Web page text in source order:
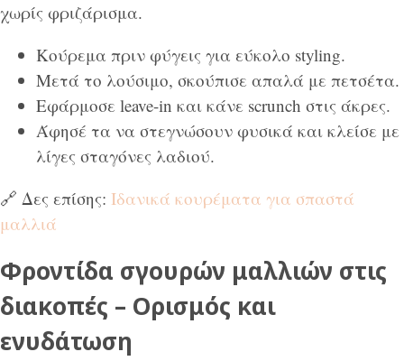
χωρίς φριζάρισμα.
Κούρεμα πριν φύγεις για εύκολο styling.
Μετά το λούσιμο, σκούπισε απαλά με πετσέτα.
Εφάρμοσε leave-in και κάνε scrunch στις άκρες.
Άφησέ τα να στεγνώσουν φυσικά και κλείσε με
λίγες σταγόνες λαδιού.
🔗 Δες επίσης: Ιδανικά κουρέματα για σπαστά
μαλλιά
Φροντίδα σγουρών μαλλιών στις
διακοπές – Ορισμός και
ενυδάτωση